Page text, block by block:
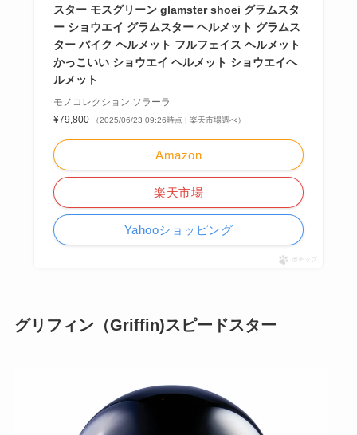
スター モスグリーン glamster shoei グラムスタ
ー ショウエイ グラムスター ヘルメット グラムス
ター バイク ヘルメット フルフェイス ヘルメット
かっこいい ショウエイ ヘルメット ショウエイヘ
ルメット
モノコレクション ソラーラ
¥79,800
（2025/06/23 09:26時点 | 楽天市場調べ）
Amazon
楽天市場
Yahooショッピング
ポチップ
グリフィン（Griffin)スピードスター